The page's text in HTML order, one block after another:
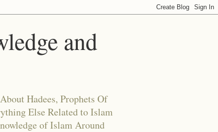
and
Hadees, Prophets Of
Else Related to Islam
of Islam Around